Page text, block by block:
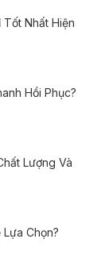
Nhất Hiện
Hồi Phục?
Lượng Và
Chọn?